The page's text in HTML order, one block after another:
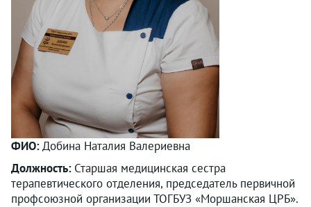
ФИО:Добина Наталия Валериевна
Должность: Старшая медицинская сестра
терапевтического отделения, председатель первичной
профсоюзной организации ТОГБУЗ «Моршанская ЦРБ».